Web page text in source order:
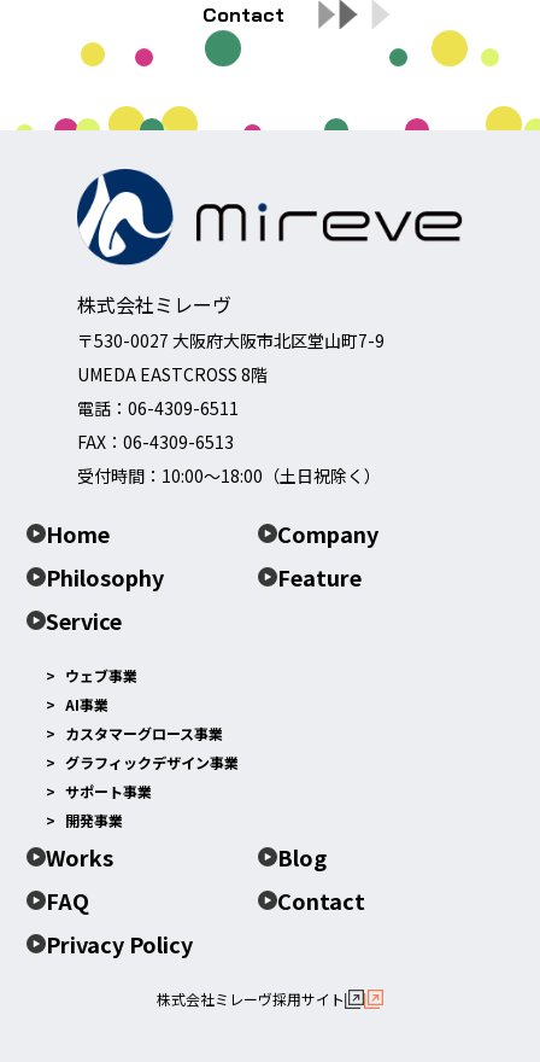
Contact
株式会社ミレーヴ
〒530-0027 大阪府大阪市北区堂山町7-9
UMEDA EASTCROSS 8階
電話： 06-4309-6511
FAX：06-4309-6513
受付時間：10:00～18:00（土日祝除く）
Home
Company
Philosophy
Feature
Service
ウェブ事業
AI事業
カスタマーグロース事業
グラフィックデザイン事業
サポート事業
開発事業
Works
Blog
FAQ
Contact
Privacy Policy
株式会社ミレーヴ採用サイト